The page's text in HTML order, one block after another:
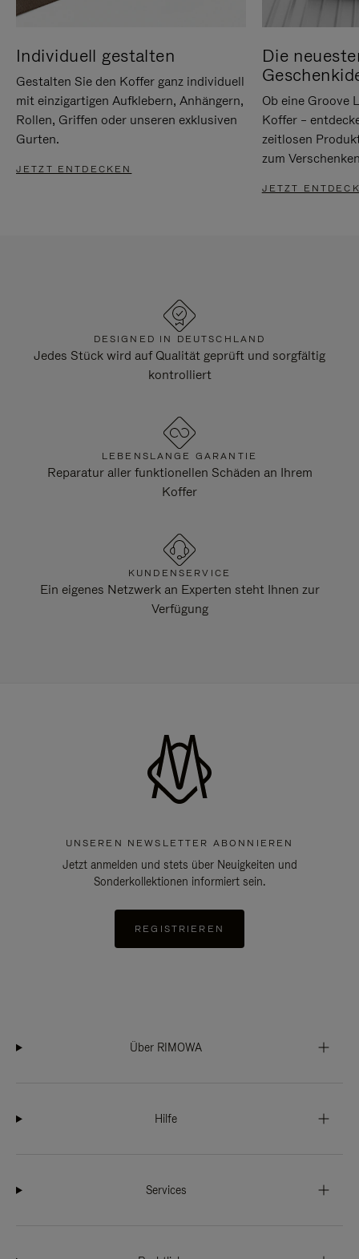
Individuell gestalten
Gestalten Sie den Koffer ganz individuell
mit einzigartigen Aufklebern, Anhängern,
Rollen, Griffen oder unseren exklusiven
Gurten.
JETZT ENTDECKEN
Die
Ob eine Groove
Koffer –
zeitlosen
zum
JETZT
DESIGNED IN DEUTSCHLAND
Jedes Stück wird auf Qualität geprüft und sorgfältig
kontrolliert
LEBENSLANGE GARANTIE
Reparatur aller funktionellen Schäden an Ihrem
Koffer
KUNDENSERVICE
Ein eigenes Netzwerk an Experten steht Ihnen zur
Verfügung
UNSEREN NEWSLETTER ABONNIEREN
Jetzt anmelden und stets über Neuigkeiten und
Sonderkollektionen informiert sein.
REGISTRIEREN
Über RIMOWA
Hilfe
Services